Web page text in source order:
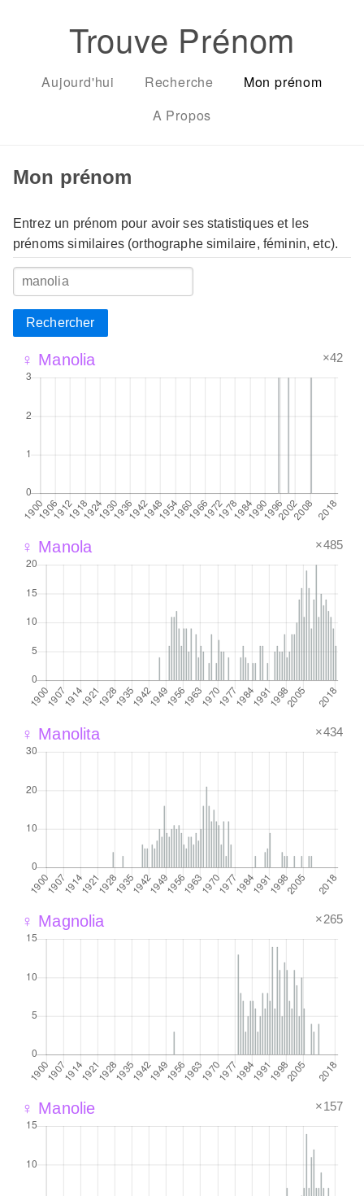
Trouve Prénom
Aujourd'hui Recherche
Mon prénom
A Propos
Mon prénom
Entrez un prénom pour avoir ses statistiques et les
prénoms similaires (orthographe similaire, féminin, etc).
Rechercher
♀ Manolia ×42
♀ Manola ×485
♀ Manolita ×434
♀ Magnolia ×265
♀ Manolie ×157